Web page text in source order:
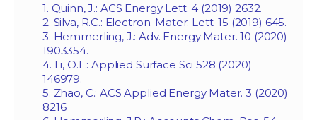
1. Quinn, J.: ACS Energy Lett. 4 (2019) 2632.
2. Silva, R.C.: Electron. Mater. Lett. 15 (2019) 645.
3. Hemmerling, J.: Adv. Energy Mater. 10 (2020)
1903354.
4. Li, O.L.: Applied Surface Sci 528 (2020)
146979.
5. Zhao, C.: ACS Applied Energy Mater. 3 (2020)‏
8216.